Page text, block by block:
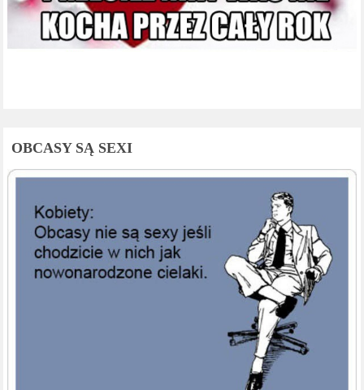
OBCASY SĄ SEXI